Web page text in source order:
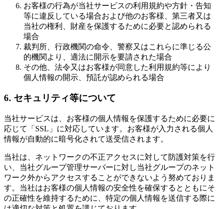
お客様の行為が当社サービスの利用規約や方針・告知
等に違反している場合および他のお客様、第三者又は
当社の権利、財産を保護するために必要と認められる
場合
裁判所、行政機関の命令、警察又はこれらに準じる公
的機関より、適法に開示を要請された場合
その他、法令又はお客様が同意した利用規約等により
個人情報の開示、預託が認められる場合
6. セキュリティ等について
当社サービスは、お客様の個人情報を保護するために必要に
応じて「SSL」に対応しています。お客様が入力される個人
情報が自動的に暗号化されて送受信されます。
当社は、ネットワークの不正アクセスに対して防護対策を行
い、当社グループ管理サーバーに対し当社グループのネット
ワーク外からアクセスすることができないよう努めておりま
す。当社はお客様の個人情報の安全性を確保するとともにそ
の正確性を維持するために、特定の個人情報を送信する際に